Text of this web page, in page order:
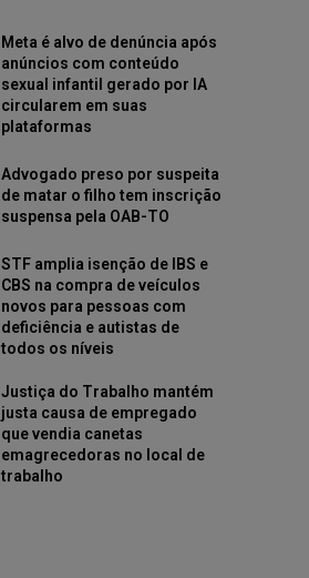
Meta é alvo de denúncia após
anúncios com conteúdo
sexual infantil gerado por IA
circularem em suas
plataformas
Advogado preso por suspeita
de matar o filho tem inscrição
suspensa pela OAB-TO
STF amplia isenção de IBS e
CBS na compra de veículos
novos para pessoas com
deficiência e autistas de
todos os níveis
Justiça do Trabalho mantém
justa causa de empregado
que vendia canetas
emagrecedoras no local de
trabalho